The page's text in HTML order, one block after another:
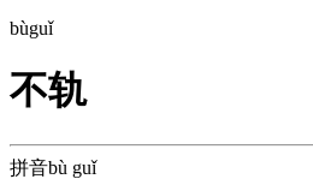
bùguǐ
不轨
拼音bù guǐ